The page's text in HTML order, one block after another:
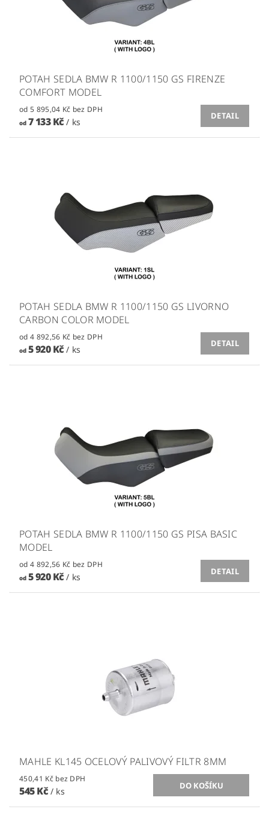
POTAH SEDLA BMW R 1100/1150 GS FIRENZE
COMFORT MODEL
od 5 895,04 Kč bez DPH
od7 133 Kč/ ks
DETAIL
POTAH SEDLA BMW R 1100/1150 GS LIVORNO
CARBON COLOR MODEL
od 4 892,56 Kč bez DPH
od5 920 Kč/ ks
DETAIL
POTAH SEDLA BMW R 1100/1150 GS PISA BASIC
MODEL
od 4 892,56 Kč bez DPH
od5 920 Kč/ ks
DETAIL
MAHLE KL145 OCELOVÝ PALIVOVÝ FILTR 8MM
450,41 Kč bez DPH
545 Kč / ks